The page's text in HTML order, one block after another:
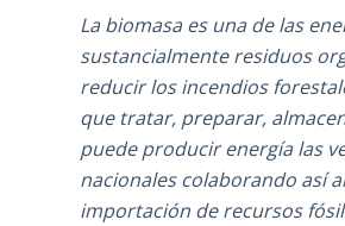
La biomasa es una de las
sustancialmente residuos
reducir los incendios
que tratar, preparar,
puede producir energía las
nacionales colaborando así
importación de recursos